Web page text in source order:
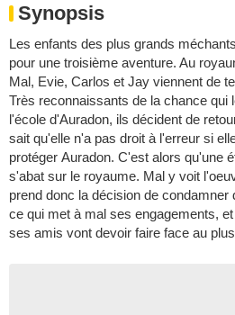
Synopsis
Les enfants des plus grands
pour une troisième aventure. Au
Mal, Evie, Carlos et Jay viennent de
Très reconnaissants de la chance qui
l'école d'Auradon, ils décident de
sait qu'elle n'a pas droit à l'erreur si
protéger Auradon. C'est alors qu'une
s'abat sur le royaume. Mal y voit
prend donc la décision de condamner
ce qui met à mal ses engagements,
ses amis vont devoir faire face au